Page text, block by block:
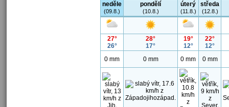
neděle
(09.8.)
pondělí
(10.8.)
úterý
(11.8.)
středa
(12.8.)
27°
26°
28°
17°
19°
12°
22°
12°
0 mm
0 mm 0 mm 0 mm